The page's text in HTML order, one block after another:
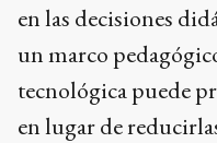
en las decisiones
un marco
tecnológica puede
en lugar de